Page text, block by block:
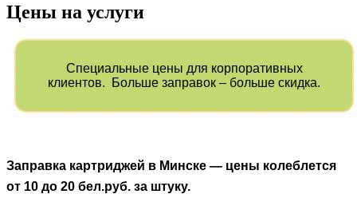
Цены на услуги
Специальные цены для корпоративных
клиентов.
Больше заправок – больше скидка.
Заправка картриджей в Минске — цены колеблется
от 10 до 20 бел.руб. за штуку.